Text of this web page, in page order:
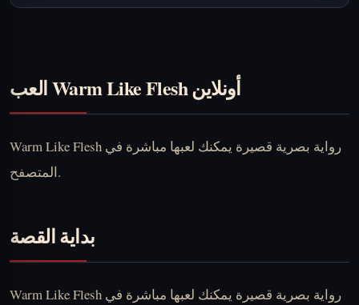
العب Warm Like Flesh أونلاين
Warm Like Flesh رواية بصرية قصيرة يمكنك لعبها مباشرة في
المتصفح.
بداية القصة
Warm Like Flesh رواية بصرية قصيرة يمكنك لعبها مباشرة في